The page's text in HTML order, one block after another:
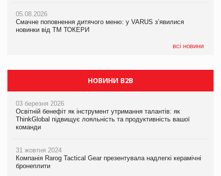
05.08.2026
Смачне поповнення дитячого меню: у VARUS з’явилися
новинки від ТМ ТОКЕРИ
всі новини
04.08.2026
Через атаку РФ у Дніпрі пошкоджено склад шоколаду
Millennium
НОВИНИ B2B
03 березня 2026
Освітній бенефіт як інструмент утримання талантів: як
ThinkGlobal підвищує лояльність та продуктивність вашої
команди
31 жовтня 2024
Компанія Rarog Tactical Gear презентувала надлегкі керамічні
бронеплити